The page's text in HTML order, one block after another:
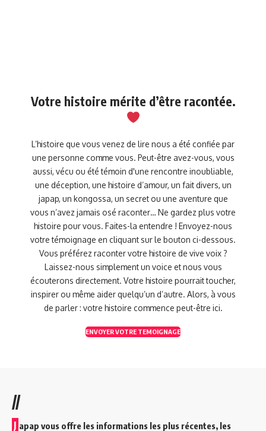
Votre histoire mérite d’être racontée.
L’histoire que vous venez de lire nous a été confiée par
une personne comme vous. Peut-être avez-vous, vous
aussi, vécu ou été témoin d'une rencontre inoubliable,
une déception, une histoire d’amour, un fait divers, un
japap, un kongossa, un secret ou une aventure que
vous n’avez jamais osé raconter… Ne gardez plus votre
histoire pour vous. Faites-la entendre ! Envoyez-nous
votre témoignage en cliquant sur le bouton ci-dessous.
Vous préférez raconter votre histoire de vive voix ?
Laissez-nous simplement un voice et nous vous
écouterons directement. Votre histoire pourrait toucher,
inspirer ou même aider quelqu’un d’autre. Alors, à vous
de parler : votre histoire commence peut-être ici.
ENVOYER VOTRE TEMOIGNAGE
//
J apap vous offre les informations les plus récentes, les